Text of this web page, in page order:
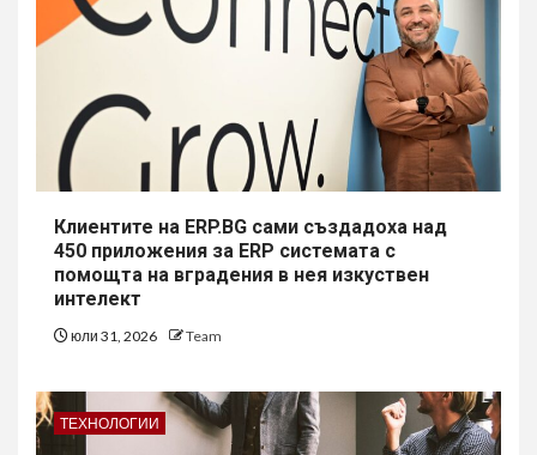
Клиентите на ERP.BG сами създадоха над
450 приложения за ERP системата с
помощта на вградения в нея изкуствен
интелект
юли 31, 2026 Team
ТЕХНОЛОГИИ